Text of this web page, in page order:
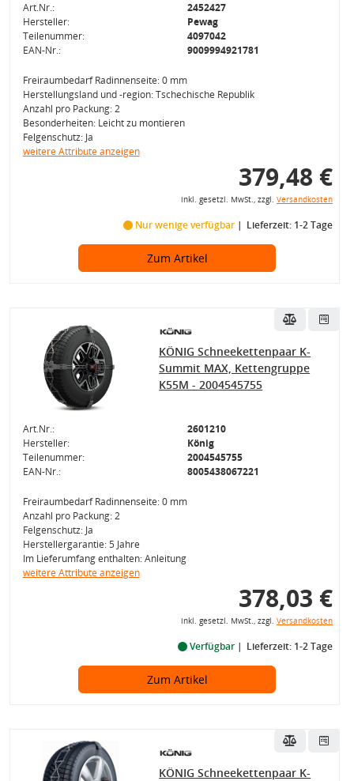
Art.Nr.:
2452427
Hersteller:
Pewag
Teilenummer:
4097042
EAN-Nr.:
9009994921781
Freiraumbedarf Radinnenseite: 0 mm
Herstellungsland und -region: Tschechische Republik
Anzahl pro Packung: 2
Besonderheiten: Leicht zu montieren
Felgenschutz: Ja
weitere Attribute anzeigen
379,48 €
inkl. gesetzl. MwSt., zzgl. Versandkosten
Nur wenige verfügbar Lieferzeit: 1-2 Tage
Zum Artikel
KÖNIG Schneekettenpaar K-
Summit MAX, Kettengruppe
K55M - 2004545755
Art.Nr.:
2601210
Hersteller:
König
Teilenummer:
2004545755
EAN-Nr.:
8005438067221
Freiraumbedarf Radinnenseite: 0 mm
Anzahl pro Packung: 2
Felgenschutz: Ja
Herstellergarantie: 5 Jahre
Im Lieferumfang enthalten: Anleitung
weitere Attribute anzeigen
378,03 €
inkl. gesetzl. MwSt., zzgl. Versandkosten
Verfügbar Lieferzeit: 1-2 Tage
Zum Artikel
KÖNIG Schneekettenpaar K-